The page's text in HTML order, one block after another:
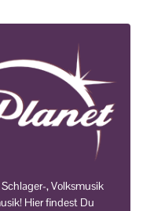
, Volksmusik
Hier findest Du